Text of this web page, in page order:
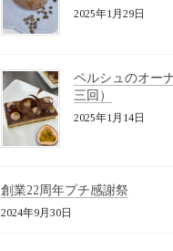
2025年1月29日
ペルシュのオー
三回）
2025年1月14日
創業22周年プチ感謝祭
2024年9月30日